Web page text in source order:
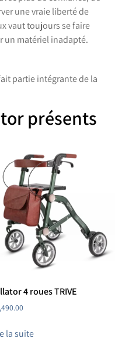
une vraie liberté de
vaut toujours se faire
un matériel inadapté.
partie intégrante de la
présents
4 roues TRIVE
la suite